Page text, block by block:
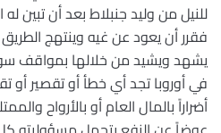
للنيل من وليد جنبلاط بعد أن تبين
فقرر أن يعود عن غيه وينتهج
يشهد ويشيد من خلالها بمواقف
في أوروبا تجد أي خطأ أو تقصير
أضراراً بالمال العام أو بالأرواح